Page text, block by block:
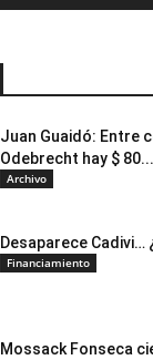
Juan Guaidó: Entre
Odebrecht hay $ 80...
Archivo
Desaparece Cadivi…
Financiamiento
Mossack Fonseca